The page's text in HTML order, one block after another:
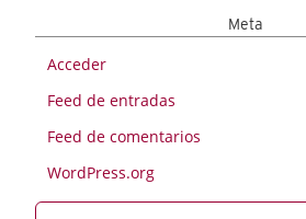
Meta
Acceder
Feed de entradas
Feed de comentarios
WordPress.org